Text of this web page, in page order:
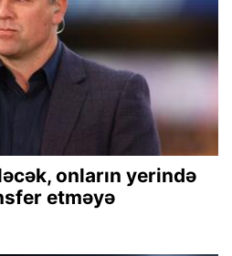
onların yerində
etməyə